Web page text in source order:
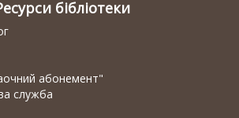
бібліотеки
абонемент"
служба